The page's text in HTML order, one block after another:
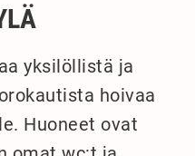
yksilöllistä ja
hoivaa
Huoneet ovat